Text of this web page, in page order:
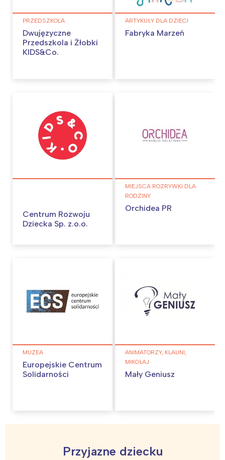
PRZEDSZKOLA
Dwujęzyczne
Przedszkola i Żłobki
KIDS&Co.
ARTYKUŁY DLA DZIECI
Fabryka Marzeń
Centrum Rozwoju
Dziecka Sp. z.o.o.
MIEJSCA ROZRYWKI DLA
RODZINY
Orchidea PR
MUZEA
Europejskie Centrum
Solidarności
ANIMATORZY, KLAUNI,
MIKOŁAJ
Mały Geniusz
Przyjazne dziecku
Wybieram